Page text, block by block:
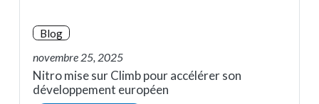
Blog
novembre 25, 2025
Nitro mise sur Climb pour accélérer son
développement européen